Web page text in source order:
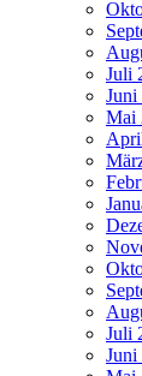
Juli
Juni
Mai
Juli
Juni